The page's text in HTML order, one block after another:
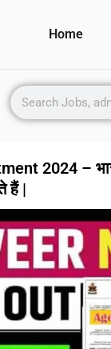
Home
2024 –
हैं |